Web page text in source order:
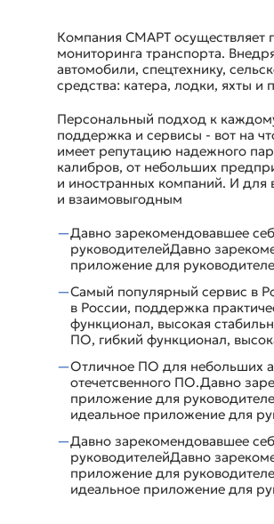
Компания СМАРТ осуществляет
мониторинга транспорта.
автомобили, спецтехнику,
средства: катера, лодки, яхты и
Персональный подход к
поддержка и сервисы - вот на
имеет репутацию надежного
калибров, от небольших
и иностранных компаний. И для
и взаимовыгодным
Давно зарекомендовавшее
руководителейДавно
приложение для
Самый популярный сервис в
в России, поддержка
функционал, высокая
ПО, гибкий функционал,
Отличное ПО для небольших
отечетсвенного ПО.Давно
приложение для
идеальное приложение для
Давно зарекомендовавшее
руководителейДавно
приложение для
идеальное приложение для